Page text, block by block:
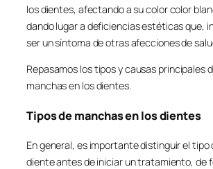
los dientes, afectando a su color color
dando lugar a deficiencias estéticas que,
ser un síntoma de otras afecciones de
Repasamos los tipos y causas principales
manchas en los dientes.
Tipos de manchas en los dientes
En general, es importante distinguir el tipo
diente antes de iniciar un tratamiento, de